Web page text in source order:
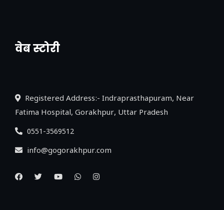
वेब स्टोरी
नया एक्सप्रेसवे: पूर्वांचल का लक, डेवलपमेंट का
Registered Address:- Indraprasthapuram, Near
Fatima Hospital, Gorakhpur, Uttar Pradesh
0551-3569512
info@gogorakhpur.com